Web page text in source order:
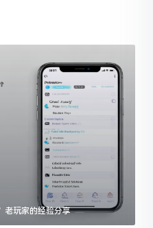
老玩家的经验分享